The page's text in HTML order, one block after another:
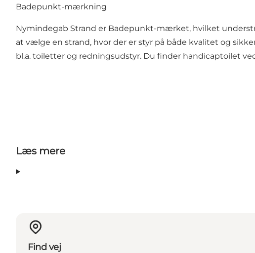
Badepunkt-mærkning
Nymindegab Strand er Badepunkt-mærket, hvilket
at vælge en strand, hvor der er styr på både kvalitet og
bl.a. toiletter og redningsudstyr. Du finder handicaptoilet
Læs mere
Find vej